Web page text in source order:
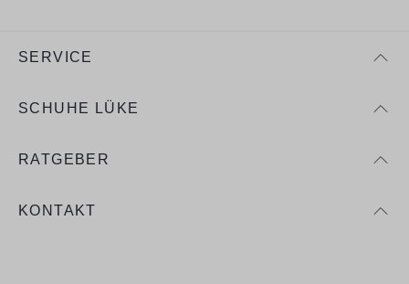
SERVICE
SCHUHE LÜKE
RATGEBER
KONTAKT